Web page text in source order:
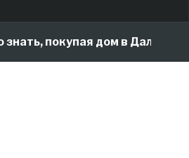
покупая дом в Далласе